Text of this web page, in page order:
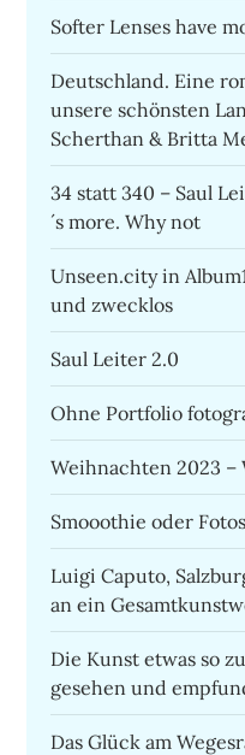
Softer Lenses have
Deutschland. Eine
unsere schönsten
Scherthan & Britta
34 statt 340 – Saul
´s more. Why not
Unseen.city in
und zwecklos
Saul Leiter 2.0
Ohne Portfolio
Weihnachten 2023
Smooothie oder
Luigi Caputo,
an ein
Die Kunst etwas so
gesehen und
Das Glück am